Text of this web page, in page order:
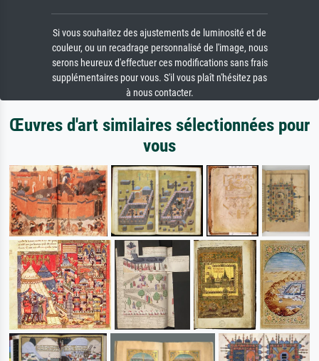
Si vous souhaitez des ajustements de luminosité et de
couleur, ou un recadrage personnalisé de l'image, nous
serons heureux d'effectuer ces modifications sans frais
supplémentaires pour vous. S'il vous plaît n'hésitez pas
à nous contacter.
Œuvres d'art similaires sélectionnées pour
vous